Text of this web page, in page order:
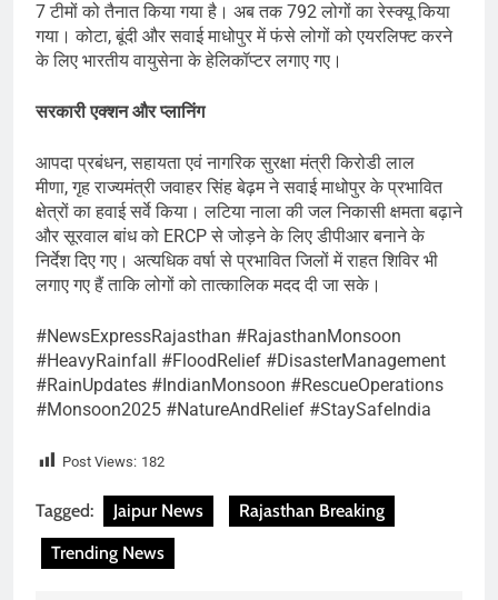
7 टीमों को तैनात किया गया है। अब तक 792 लोगों का रेस्क्यू किया
गया। कोटा, बूंदी और सवाई माधोपुर में फंसे लोगों को एयरलिफ्ट करने
के लिए भारतीय वायुसेना के हेलिकॉप्टर लगाए गए।
सरकारी एक्शन और प्लानिंग
आपदा प्रबंधन, सहायता एवं नागरिक सुरक्षा मंत्री किरोडी लाल
मीणा, गृह राज्यमंत्री जवाहर सिंह बेढ़म ने सवाई माधोपुर के प्रभावित
क्षेत्रों का हवाई सर्वे किया। लटिया नाला की जल निकासी क्षमता बढ़ाने
और सूरवाल बांध को ERCP से जोड़ने के लिए डीपीआर बनाने के
निर्देश दिए गए। अत्यधिक वर्षा से प्रभावित जिलों में राहत शिविर भी
लगाए गए हैं ताकि लोगों को तात्कालिक मदद दी जा सके।
#NewsExpressRajasthan #RajasthanMonsoon
#HeavyRainfall #FloodRelief #DisasterManagement
#RainUpdates #IndianMonsoon #RescueOperations
#Monsoon2025 #NatureAndRelief #StaySafeIndia
Post Views: 182
Tagged: Jaipur News
Rajasthan Breaking
Trending News